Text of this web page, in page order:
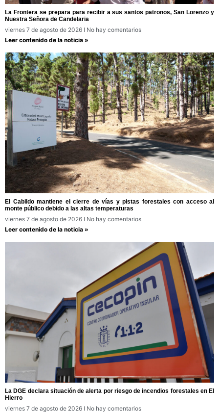
La Frontera se prepara para recibir a sus santos patronos, San Lorenzo y
Nuestra Señora de Candelaria
viernes 7 de agosto de 2026
No hay comentarios
Leer contenido de la noticia »
El Cabildo mantiene el cierre de vías y pistas forestales con acceso al
monte público debido a las altas temperaturas
viernes 7 de agosto de 2026
No hay comentarios
Leer contenido de la noticia »
La DGE declara situación de alerta por riesgo de incendios forestales en El
Hierro
viernes 7 de agosto de 2026
No hay comentarios